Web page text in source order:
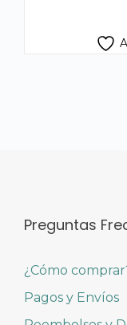
Preguntas
¿Cómo
Pagos y Envíos